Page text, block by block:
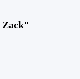
Zack"